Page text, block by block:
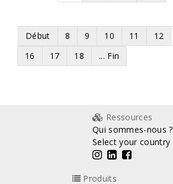
Début 8 9 10 11 12
16
17 18 ... Fin
Ressources
Qui sommes-nous ?
Select your country
Produits